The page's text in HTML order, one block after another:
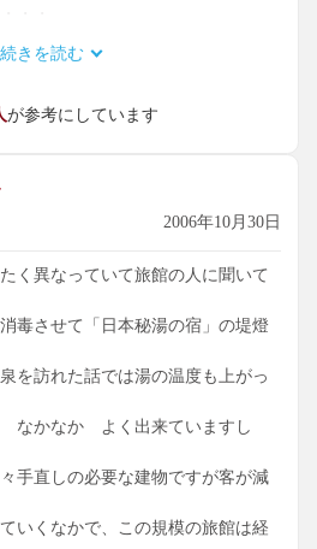
・・
、宿泊料金は12,000円前後が妥当
続きを読む
が参考にしています
2006年10月30日
く異なっていて旅館の人に聞いて
毒させて「日本秘湯の宿」の堤燈
を訪れた話では湯の温度も上がっ
なかなか よく出来ていますし
手直しの必要な建物ですが客が減
いくなかで、この規模の旅館は経